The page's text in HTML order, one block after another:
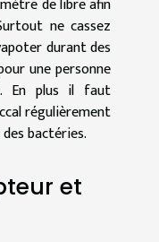
de libre afin
ne cassez
durant des
une personne
En plus il faut
régulièrement
bactéries.
et